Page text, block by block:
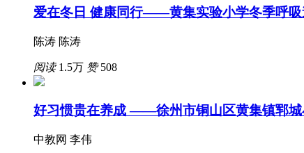
爱在冬日 健康同行——黄集实验小学冬季呼吸
陈涛 陈涛
阅读1.5万 赞508
好习惯贵在养成 ——徐州市铜山区黄集镇郓
中教网 李伟